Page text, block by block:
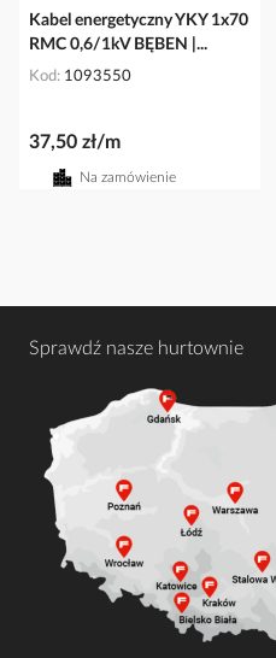
Kabel energetyczny YKY 1x70
RMC 0,6/1kV BĘBEN |...
Kod 1093550
37,50 zł/m
Na zamówienie
Sprawdź nasze hurtownie